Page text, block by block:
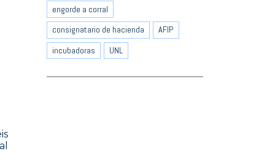
engorde a corral
consignatario de hacienda
AFIP
incubadoras
UNL